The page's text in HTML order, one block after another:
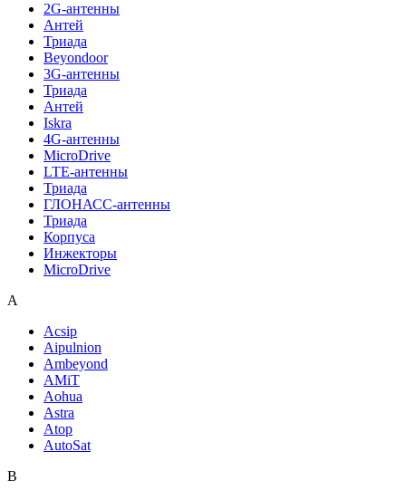
2G-антенны
Антей
Триада
Beyondoor
3G-антенны
Триада
Антей
Iskra
4G-антенны
MicroDrive
LTE-антенны
Триада
ГЛОНАСС-антенны
Триада
Корпуса
Инжекторы
MicroDrive
A
Acsip
Aipulnion
Ambeyond
AMiT
Aohua
Astra
Atop
AutoSat
B